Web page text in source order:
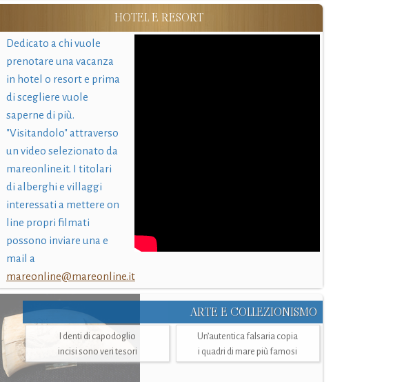
HOTEL E RESORT
Dedicato a chi vuole
prenotare una vacanza
in hotel o resort e prima
di scegliere vuole
saperne di più.
"Visitandolo" attraverso
un video selezionato da
mareonline.it. I titolari
di alberghi e villaggi
interessati a mettere on
line propri filmati
possono inviare una e
mail a
mareonline@mareonline.it
ARTE E COLLEZIONISMO
I denti di capodoglio
incisi sono veri tesori
Un’autentica falsaria copia
i quadri di mare più famosi